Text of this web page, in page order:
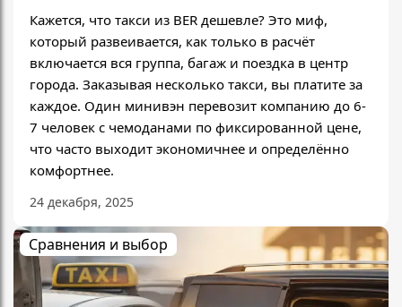
Кажется, что такси из BER дешевле? Это миф,
который развеивается, как только в расчёт
включается вся группа, багаж и поездка в центр
города. Заказывая несколько такси, вы платите за
каждое. Один минивэн перевозит компанию до 6-
7 человек с чемоданами по фиксированной цене,
что часто выходит экономичнее и определённо
комфортнее.
24 декабря, 2025
Сравнения и выбор